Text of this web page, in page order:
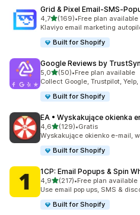
Grid & Pixel
4,7na 5 gwiazdek
(169)
Łączna liczba recenzji: 169
•Free plan available
Klaviyo email marketing
Built for Shopify
Google Reviews by
5,0na 5 gwiazdek
(50)
Łączna liczba recenzji: 50
•Free plan available
Collect Google, Trustpilot,
Built for Shopify
EA • Wyskakujące okienka
4,6na 5 gwiazdek
(129)
Łączna liczba recenzji: 129
•Gratis
Wyskakujące okienko e-mail,
Built for Shopify
1CP: Email Popups & Spin
4,9na 5 gwiazdek
(217)
Łączna liczba recenzji: 217
•Free plan available
Use email pop ups, SMS &
Built for Shopify